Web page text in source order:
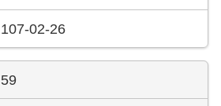
107-02-26
59